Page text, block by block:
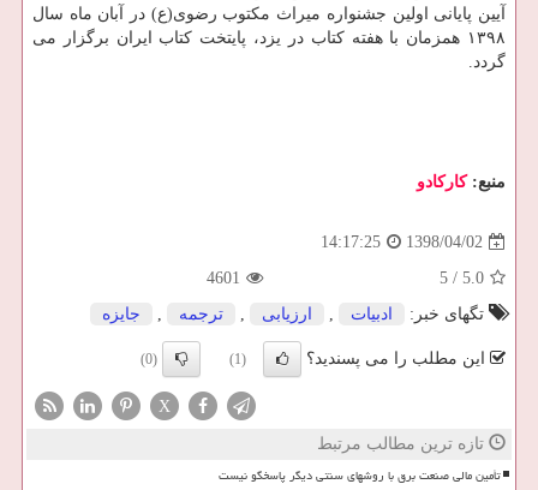
آیین پایانی اولین جشنواره میراث مكتوب رضوی(ع) در آبان ماه سال
۱۳۹۸ همزمان با هفته كتاب در یزد، پایتخت كتاب ایران برگزار می
گردد.
منبع:كاركادو
1398/04/02
14:17:25
5.0
/
5
4601
تگهای خبر:
ادبیات , ارزیابی , ترجمه , جایزه
این مطلب را می پسندید؟ (1)
(0)
X
تازه ترین مطالب مرتبط
تأمین مالی صنعت برق با روشهای سنتی دیگر پاسخگو نیست